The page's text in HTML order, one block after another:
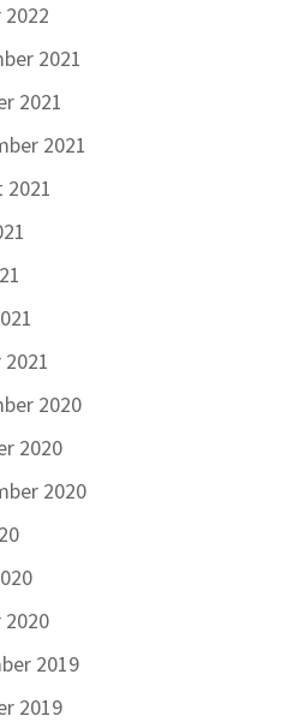
2021
2021
2021
2021
2020
2020
2020
2020
2019
2019